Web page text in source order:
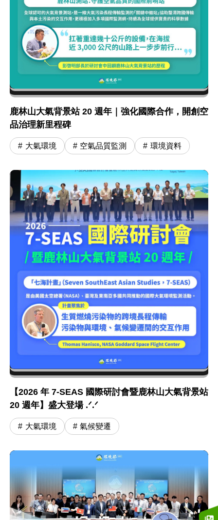
鹿林山大氣背景站 20 週年｜強化國際合作，開創空
品治理新里程碑
大氣環境 空氣品質監測 環境資料
【2026 年 7-SEAS 國際研討會暨鹿林山大氣背景站
20 週年】盛大登場 .ᐟ.ᐟ
大氣環境 氣候變遷